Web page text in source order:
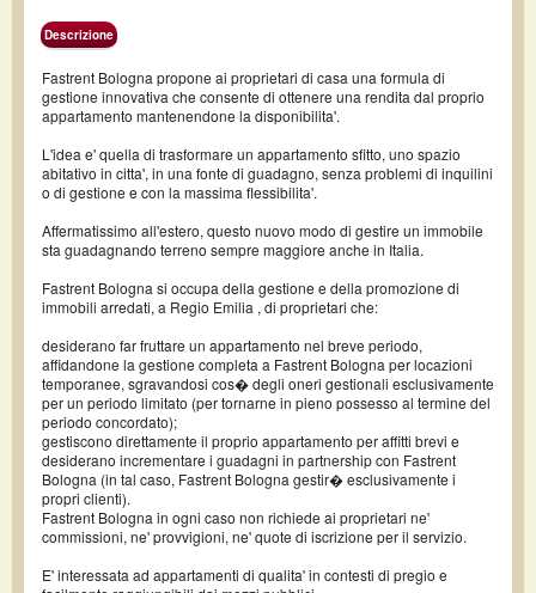
Descrizione
Fastrent Bologna propone ai proprietari di casa una formula di
gestione innovativa che consente di ottenere una rendita dal proprio
appartamento mantenendone la disponibilita'.
L'idea e' quella di trasformare un appartamento sfitto, uno spazio
abitativo in citta', in una fonte di guadagno, senza problemi di inquilini
o di gestione e con la massima flessibilita'.
Affermatissimo all'estero, questo nuovo modo di gestire un immobile
sta guadagnando terreno sempre maggiore anche in Italia.
Fastrent Bologna si occupa della gestione e della promozione di
immobili arredati, a Regio Emilia , di proprietari che:
desiderano far fruttare un appartamento nel breve periodo,
affidandone la gestione completa a Fastrent Bologna per locazioni
temporanee, sgravandosi cos� degli oneri gestionali esclusivamente
per un periodo limitato (per tornarne in pieno possesso al termine del
periodo concordato);
gestiscono direttamente il proprio appartamento per affitti brevi e
desiderano incrementare i guadagni in partnership con Fastrent
Bologna (in tal caso, Fastrent Bologna gestir� esclusivamente i
propri clienti).
Fastrent Bologna in ogni caso non richiede ai proprietari ne'
commissioni, ne' provvigioni, ne' quote di iscrizione per il servizio.
E' interessata ad appartamenti di qualita' in contesti di pregio e